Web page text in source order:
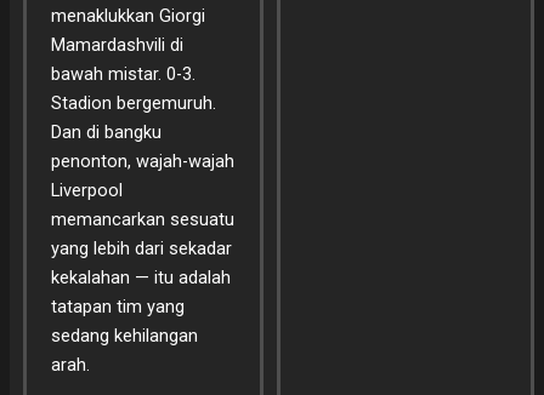
menaklukkan Giorgi
Mamardashvili di
bawah mistar. 0-3.
Stadion bergemuruh.
Dan di bangku
penonton, wajah-wajah
Liverpool
memancarkan sesuatu
yang lebih dari sekadar
kekalahan — itu adalah
tatapan tim yang
sedang kehilangan
arah.